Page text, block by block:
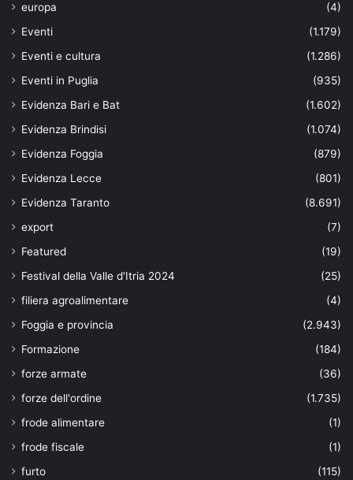
europa
(4)
Eventi
(1.179)
Eventi e cultura
(1.286)
Eventi in Puglia
(935)
Evidenza Bari e Bat
(1.602)
Evidenza Brindisi
(1.074)
Evidenza Foggia
(879)
Evidenza Lecce
(801)
Evidenza Taranto
(8.691)
export
(7)
Featured
(19)
Festival della Valle d'Itria 2024
(25)
filiera agroalimentare
(4)
Foggia e provincia
(2.943)
Formazione
(184)
forze armate
(36)
forze dell'ordine
(1.735)
frode alimentare
(1)
frode fiscale
(1)
furto
(115)